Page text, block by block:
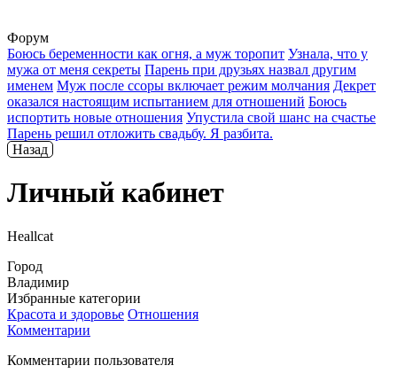
Форум
Боюсь беременности как огня, а муж торопит Узнала, что у
мужа от меня секреты Парень при друзьях назвал другим
именем Муж после ссоры включает режим молчания Декрет
оказался настоящим испытанием для отношений Боюсь
испортить новые отношения Упустила свой шанс на счастье
Парень решил отложить свадьбу. Я разбита.
Назад
Личный кабинет
Heallcat
Город
Владимир
Избранные категории
Красота и здоровье Отношения
Комментарии
Комментарии пользователя